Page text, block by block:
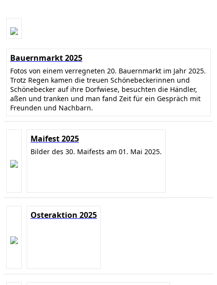
Bauernmarkt 2025
Fotos von einem verregneten 20. Bauernmarkt im Jahr 2025.
Trotz Regen kamen die treuen Schönebeckerinnen und
Schönebecker auf ihre Dorfwiese, besuchten die Händler,
aßen und tranken und man fand Zeit für ein Gespräch mit
Freunden und Nachbarn.
Maifest 2025
Bilder des 30. Maifests am 01. Mai 2025.
Osteraktion 2025